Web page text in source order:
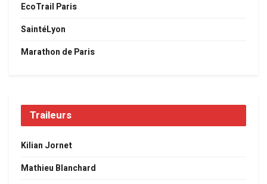
EcoTrail Paris
SaintéLyon
Marathon de Paris
Traileurs
Kilian Jornet
Mathieu Blanchard